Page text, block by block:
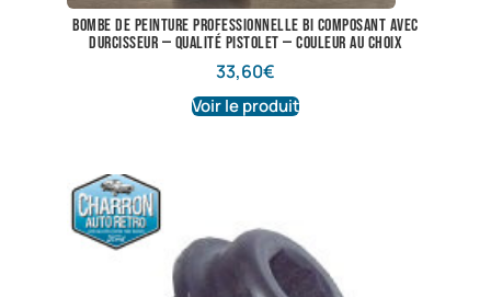
Bombe de peinture professionnelle bi composant avec
durcisseur — qualité pistolet — couleur au choix
33,60€
Voir le produit